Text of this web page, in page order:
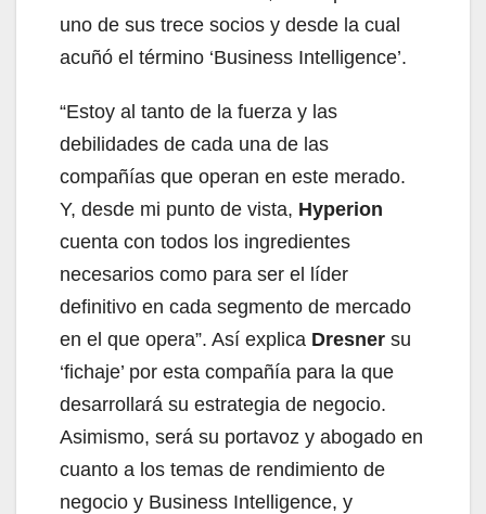
uno de sus trece socios y desde la cual
acuñó el término ‘Business Intelligence’.
“Estoy al tanto de la fuerza y las
debilidades de cada una de las
compañías que operan en este merado.
Y, desde mi punto de vista, Hyperion
cuenta con todos los ingredientes
necesarios como para ser el líder
definitivo en cada segmento de mercado
en el que opera”. Así explica Dresner su
‘fichaje’ por esta compañía para la que
desarrollará su estrategia de negocio.
Asimismo, será su portavoz y abogado en
cuanto a los temas de rendimiento de
negocio y Business Intelligence, y